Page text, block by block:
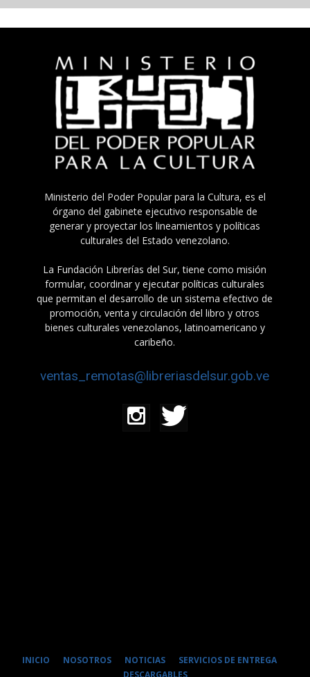
Ministerio del Poder Popular para la Cultura, es el
órgano del gabinete ejecutivo responsable de
generar y proyectar los lineamientos y políticas
culturales del Estado venezolano.
La Fundación Librerías del Sur, tiene como misión
formular, coordinar y ejecutar políticas culturales
que permitan el desarrollo de un sistema efectivo de
promoción, venta y circulación del libro y otros
bienes culturales venezolanos, latinoamericano y
caribeño.
ventas_remotas@libreriasdelsur.gob.ve
INICIO NOSOTROS NOTICIAS
SERVICIOS DE ENTREGA